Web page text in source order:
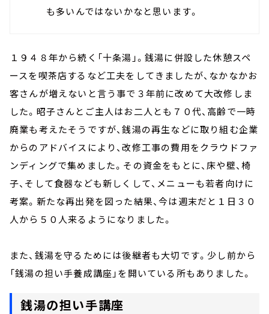
も多いんではないかなと思います。
１９４８年から続く「十条湯」。銭湯に併設した休憩スペ
ースを喫茶店するなど工夫をしてきましたが、なかなかお
客さんが増えないと言う事で３年前に改めて大改修しま
した。昭子さんとご主人はお二人とも７０代、高齢で一時
廃業も考えたそうですが、銭湯の再生などに取り組む企業
からのアドバイスにより、改修工事の費用をクラウドファ
ンディングで集めました。その資金をもとに、床や壁、椅
子、そして食器なども新しくして、メニューも若者向けに
考案。新たな再出発を図った結果、今は週末だと１日３０
人から５０人来るようになりました。
また、銭湯を守るためには後継者も大切です。少し前から
「銭湯の担い手養成講座」を開いている所もありました。
銭湯の担い手講座